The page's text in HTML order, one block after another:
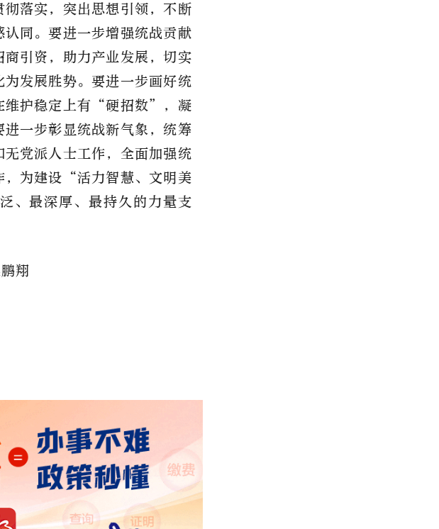
落实，突出思想引领，不断
同。要进一步增强统战贡献
引资，助力产业发展，切实
发展胜势。要进一步画好统
维护稳定上有“硬招数”，凝
一步彰显统战新气象，统筹
党派人士工作，全面加强统
，为建设“活力智慧、文明美
、最深厚、最持久的力量支
翔